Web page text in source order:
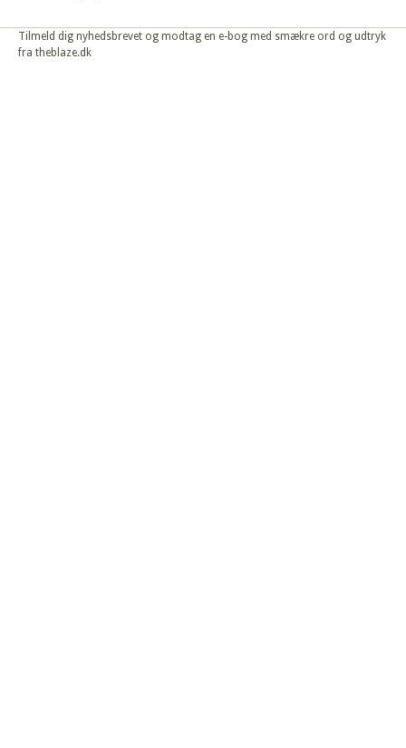
Tilmeld dig nyhedsbrevet og modtag en e-bog med smækre ord og udtryk
fra theblaze.dk